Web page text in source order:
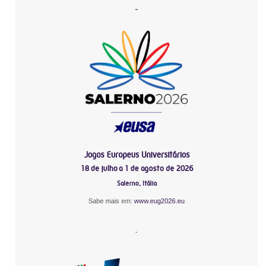
-
Jogos Europeus Universitários
18 de julho a 1 de agosto de 2026
Salerno, Itália
Sabe mais em: www.eug2026.eu
-